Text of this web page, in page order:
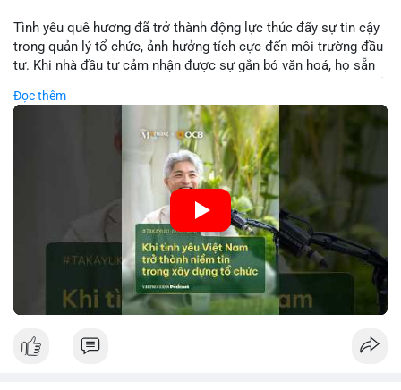
Tình yêu quê hương đã trở thành động lực thúc đẩy sự tin cậy
trong quản lý tổ chức, ảnh hưởng tích cực đến môi trường đầu
tư. Khi nhà đầu tư cảm nhận được sự gắn bó văn hoá, họ sẵn
các công ty blockchain và tiền mã hoá. Sự tăng cường niềm
tin này giúp giảm rủi ro thị trường, cải thiện chi phí vốn và thúc
đẩy sự phát triển bền vững của ngành công nghệ tài chính. Các
nhà quản lý cần khai thác tinh thần này để xây dựng chiến lược
phát triển bền vững và thu hút vốn đầu tư.
🎥 Xem video trực tiếp tại:
Nguồn: VIETSUCCESS
Đọc thêm